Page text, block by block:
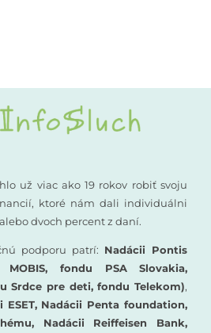
už viac ako 19 rokov robiť svoju
ktoré nám dali individuálni
dvoch percent z daní.
podporu patrí: Nadácii Pontis
fondu PSA Slovakia,
Srdce pre deti, fondu Telekom),
ESET, Nadácii Penta foundation,
Nadácii Reiffeisen Bank,